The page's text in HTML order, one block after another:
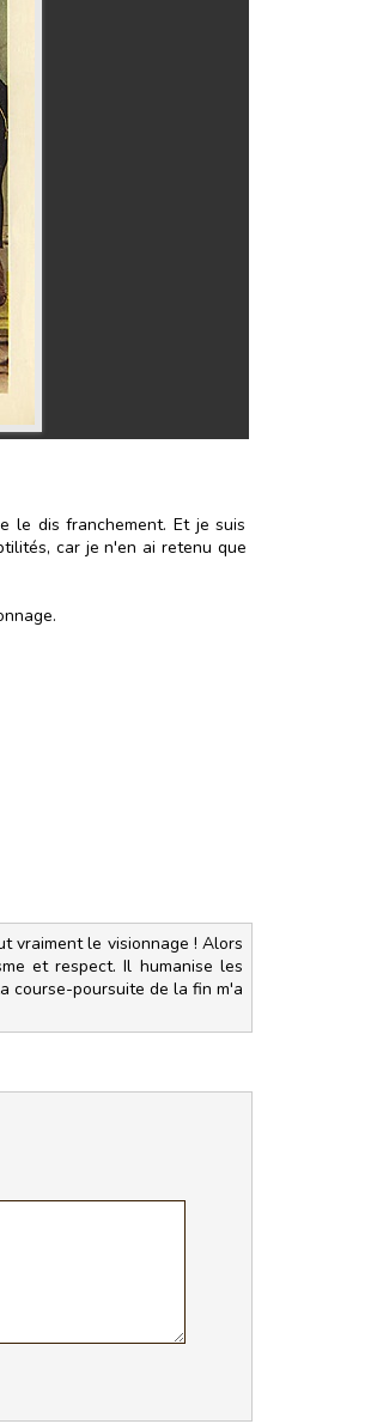
le dis franchement. Et je suis
car je n'en ai retenu que
vraiment le visionnage ! Alors
et respect. Il humanise les
course-poursuite de la fin m'a